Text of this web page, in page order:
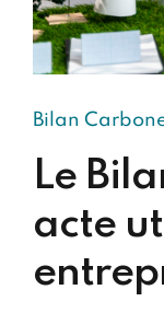
Bilan
Le
acte